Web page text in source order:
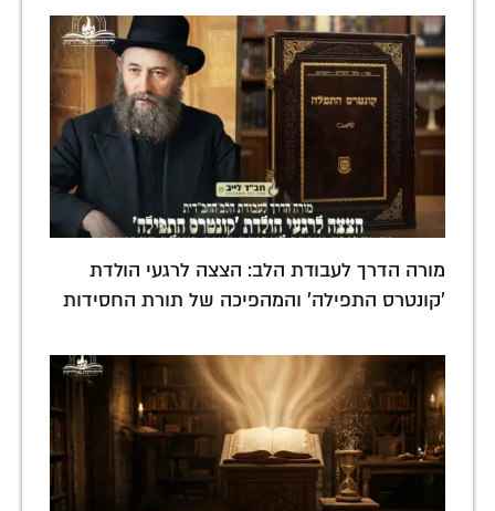
מורה הדרך לעבודת הלב: הצצה לרגעי הולדת
'קונטרס התפילה' והמהפיכה של תורת החסידות